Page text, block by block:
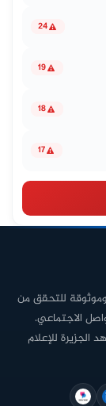
24
19
18
17
للتحقق من
الاجتماعي.
للإعلام